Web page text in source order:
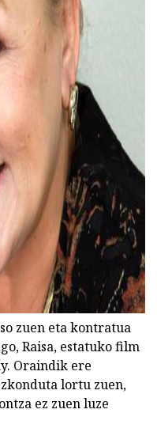
zuen eta kontratua
Raisa, estatuko film
Oraindik ere
lortu zuen,
ez zuen luze